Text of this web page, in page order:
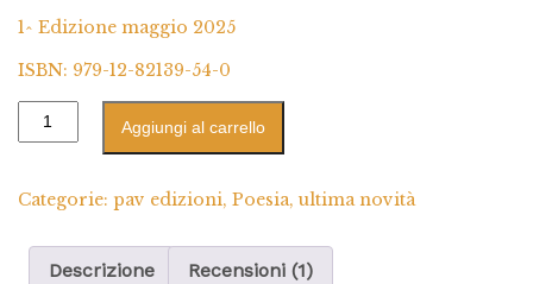
1^ Edizione maggio 2025
ISBN: 979-12-82139-54-0
Aggiungi al carrello
Categorie: pav edizioni, Poesia, ultima novità
Descrizione Recensioni (1)